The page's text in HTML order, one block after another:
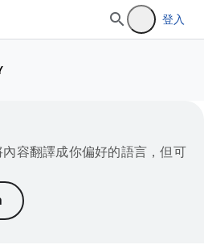
登入
容翻譯成你偏好的語言，但可